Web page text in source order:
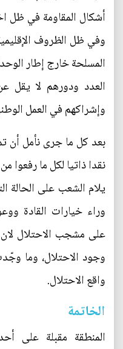
أشكال المقاومة في ظل
وفي ظل الظروف
المسلحة خارج إطار
العدد ودورهم لا يقل
وإشراكهم في العمل
بعد كل ما جرى نأمل أن
نقدا ذاتيا لكل ما رفعوا
يلام الشعب على الحالة
وراء خيارات القادة
على مشجب الاحتلال
وجود الاحتلال، وما
واقع الاحتلال.
الخاتمة
المنطقة مقبلة على